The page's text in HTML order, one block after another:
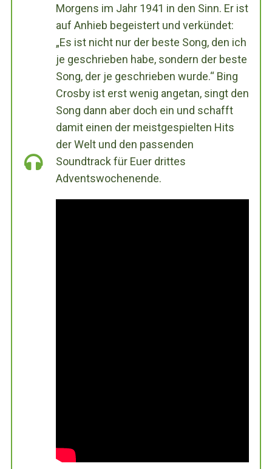
Morgens im Jahr 1941 in den Sinn. Er ist
auf Anhieb begeistert und verkündet:
„Es ist nicht nur der beste Song, den ich
je geschrieben habe, sondern der beste
Song, der je geschrieben wurde.“ Bing
Crosby ist erst wenig angetan, singt den
Song dann aber doch ein und schafft
damit einen der meistgespielten Hits
der Welt und den passenden
Soundtrack für Euer drittes
Adventswochenende.